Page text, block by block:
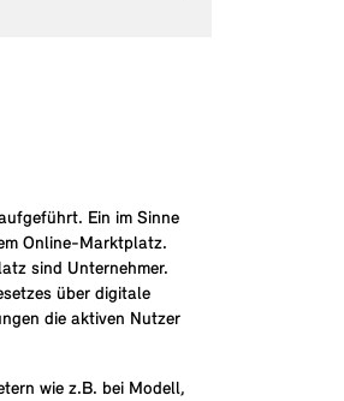
Ein im Sinne
Online-Marktplatz.
sind Unternehmer.
über digitale
die aktiven Nutzer
wie z.B. bei Modell,